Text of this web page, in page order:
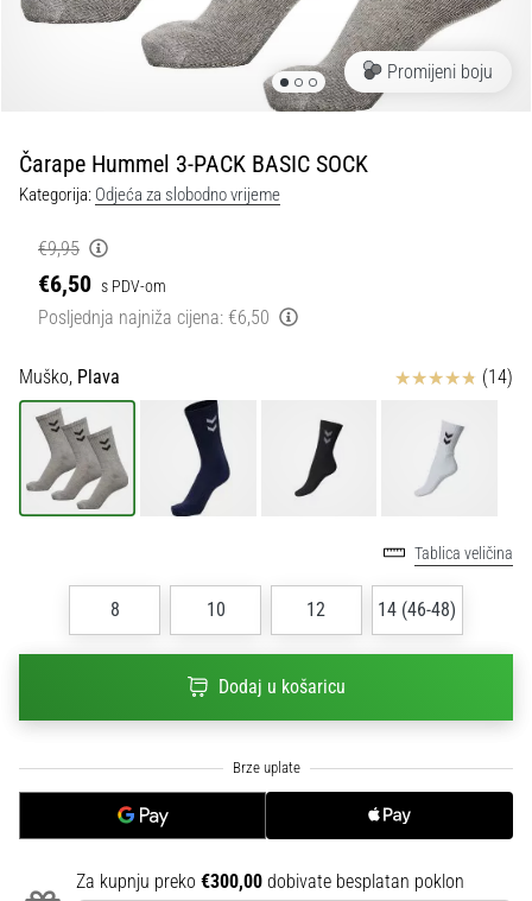
tisak
1. 7. 2025
•
1 min. čitanja
Play
for
More
Pripremi
se
ženski
EURO
2025
kopačkama
svake
gola…
Promijeni boju
Čarape Hummel 3-PACK BASIC SOCK
Kategorija: Odjeća za slobodno vrijeme
€9,95
€6,50 s PDV-om
Posljednja najniža cijena: €6,50
Muško, Plava Ocjena proizvoda
(14)
Tablica veličina
8 10 12 14 (46-48)
Dodaj u košaricu
Za kupnju preko €300,00 dobivate besplatan poklon